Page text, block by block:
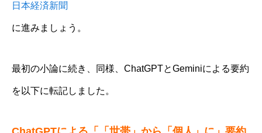
日本経済新聞
に進みましょう。
最初の小論に続き、同様、ChatGPTとGeminiによる要約
を以下に転記しました。